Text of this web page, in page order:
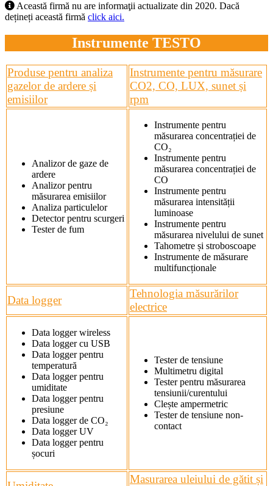
Această firmă nu are informaţii actualizate din 2020. Dacă
dețineți această firmă click aici.
Instrumente TESTO
Produse pentru analiza
gazelor de ardere și
emisiilor
Instrumente pentru măsurare
CO2, CO, LUX, sunet și
rpm
Analizor de gaze de
ardere
Analizor pentru
măsurarea emisiilor
Analiza particulelor
Detector pentru scurgeri
Tester de fum
Instrumente pentru
măsurarea concentrației de
CO₂
Instrumente pentru
măsurarea concentrației de
CO
Instrumente pentru
măsurarea intensității
luminoase
Instrumente pentru
măsurarea nivelului de sunet
Tahometre și stroboscoape
Instrumente de măsurare
multifuncționale
Data logger
Tehnologia măsurărilor
electrice
Data logger wireless
Data logger cu USB
Data logger pentru
temperatură
Data logger pentru
umiditate
Data logger pentru
presiune
Data logger de CO₂
Data logger UV
Data logger pentru
șocuri
Tester de tensiune
Multimetru digital
Tester pentru măsurarea
tensiunii/curentului
Clește ampermetric
Tester de tensiune non-
contact
Masurarea uleiului de gătit și